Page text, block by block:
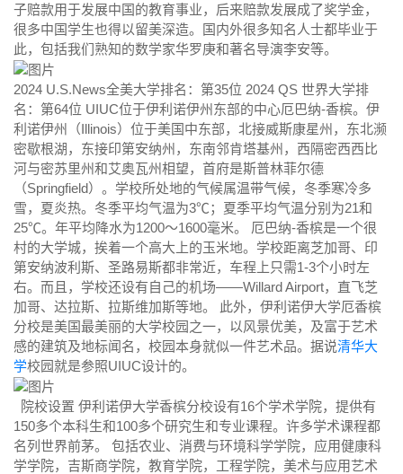
子赔款用于发展中国的教育事业，后来赔款发展成了奖学金，
很多中国学生也得以留美深造。国内外很多知名人士都毕业于
此，包括我们熟知的数学家华罗庚和著名导演李安等。
2024 U.S.News全美大学排名：第35位 2024 QS 世界大学排
名：第64位 UIUC位于伊利诺伊州东部的中心厄巴纳-香槟。伊
利诺伊州（Illinois）位于美国中东部，北接威斯康星州，东北濒
密歇根湖，东接印第安纳州，东南邻肯塔基州，西隔密西西比
河与密苏里州和艾奥瓦州相望，首府是斯普林菲尔德
（Springfield）。学校所处地的气候属温带气候，冬季寒冷多
雪，夏炎热。冬季平均气温为3℃；夏季平均气温分别为21和
25℃。年平均降水为1200～1600毫米。 厄巴纳-香槟是一个很
村的大学城，挨着一个高大上的玉米地。学校距离芝加哥、印
第安纳波利斯、圣路易斯都非常近，车程上只需1-3个小时左
右。而且，学校还设有自己的机场——Willard Airport，直飞芝
加哥、达拉斯、拉斯维加斯等地。 此外，伊利诺伊大学厄香槟
分校是美国最美丽的大学校园之一，以风景优美，及富于艺术
感的建筑及地标闻名，校园本身就似一件艺术品。据说清华大
学校园就是参照UIUC设计的。
院校设置 伊利诺伊大学香槟分校设有16个学术学院，提供有
150多个本科生和100多个研究生和专业课程。许多学术课程都
名列世界前茅。 包括农业、消费与环境科学学院，应用健康科
学学院，吉斯商学院，教育学院，工程学院，美术与应用艺术